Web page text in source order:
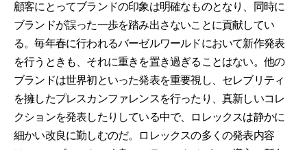
顧客にとってブランドの印象は明確なものとなり、同時に
ブランドが誤った一歩を踏み出さないことに貢献してい
る。毎年春に行われるバーゼルワールドにおいて新作発表
を行うときも、それに重きを置き過ぎることはない。他の
ブランドは世界初といった発表を重要視し、セレブリティ
を擁したプレスカンファレンスを行ったり、真新しいコレ
クションを発表したりしている中で、ロレックスは静かに
細かい改良に勤しむのだ。ロレックスの多くの発表内容